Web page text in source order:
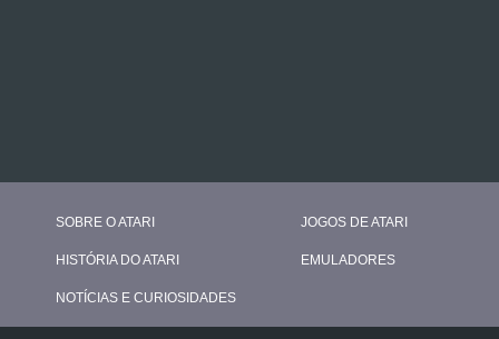
SOBRE O ATARI
HISTÓRIA DO ATARI
NOTÍCIAS E CURIOSIDADES
JOGOS DE ATARI
EMULADORES